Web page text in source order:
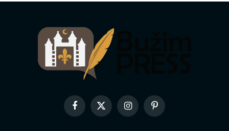
Facebook
X
(Twitter)
InstagramPinterest